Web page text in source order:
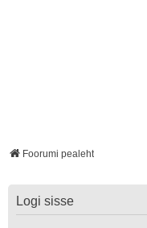
Foorumi pealeht
Logi sisse